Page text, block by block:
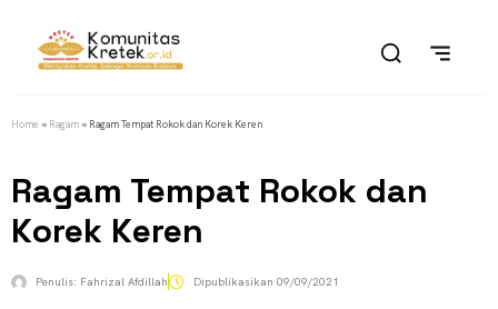
Home » Ragam » Ragam Tempat Rokok dan Korek Keren
Ragam Tempat Rokok dan
Korek Keren
Penulis: Fahrizal Afdillah Dipublikasikan 09/09/2021